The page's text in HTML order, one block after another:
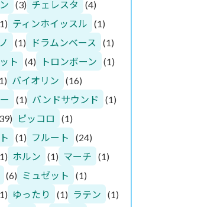
(3) チェレスタ
(4)
ティンホイッスル
(1)
(1) ドラムンベース
(1)
ト
(4) トロンボーン
(1)
バイオリン
(16)
(1) バンドサウンド
(1)
ピッコロ
(1)
(1) フルート
(24)
ホルン (1) マーチ
(1)
(6) ミュゼット
(1)
ゆったり (1) ラテン
(1)